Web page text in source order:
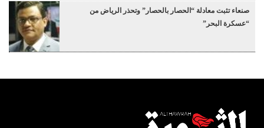
صنعاء تثبت معادلة “الحصار بالحصار” وتحذر الرياض من
“عسكرة البحر”